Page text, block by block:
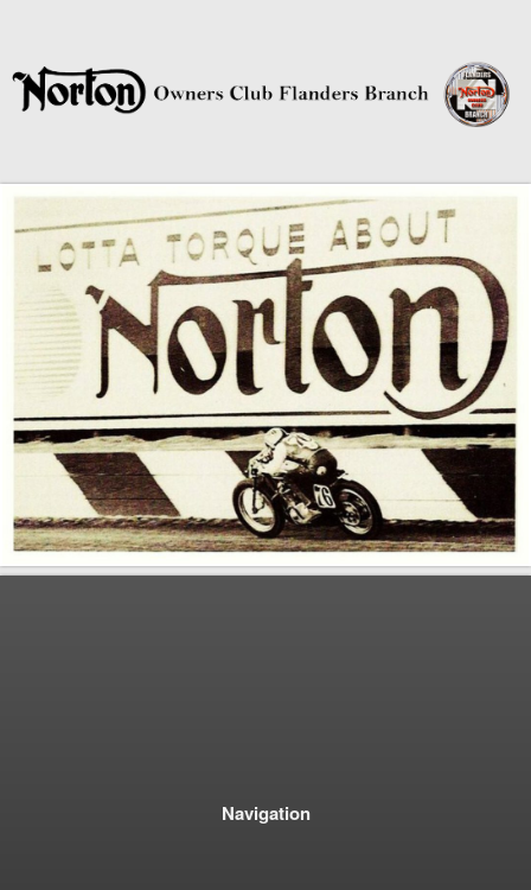
Norton Owners Club Flanders
Branch
Navigation